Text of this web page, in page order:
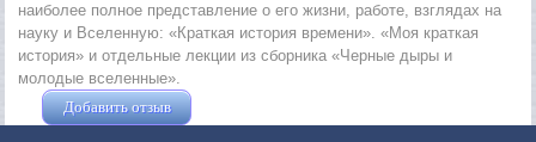
наиболее полное представление о его жизни, работе, взглядах на
науку и Вселенную: «Краткая история времени». «Моя краткая
история» и отдельные лекции из сборника «Черные дыры и
молодые вселенные».
Добавить отзыв